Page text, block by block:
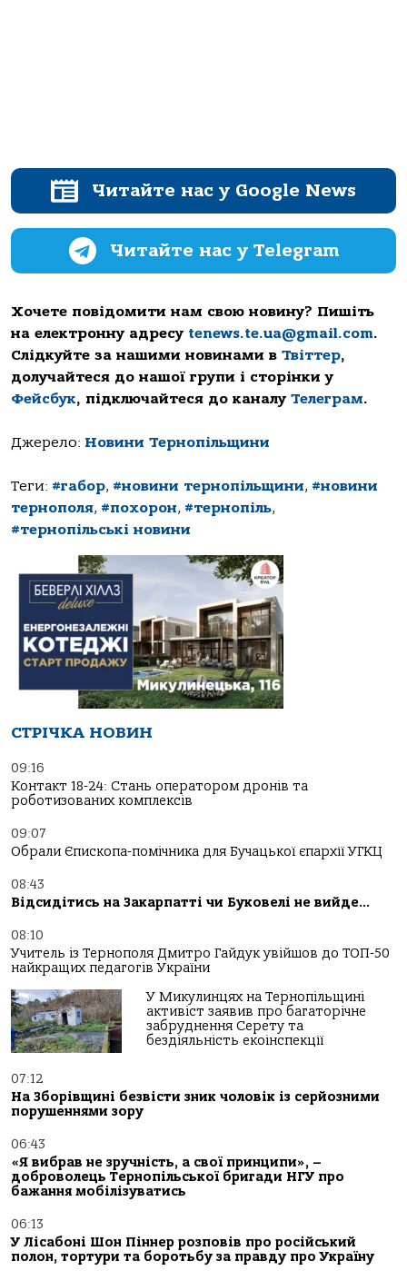
Читайте нас у Google News
Читайте нас у Telegram
Хочете повідомити нам свою новину? Пишіть
на електронну адресу tenews.te.ua@gmail.com.
Слідкуйте за нашими новинами в Твіттер,
долучайтеся до нашої групи і сторінки у
Фейсбук, підключайтеся до каналу Телеграм.
Джерело: Новини Тернопільщини
Теги: #габор, #новини тернопільщини, #новини
тернополя, #похорон, #тернопіль,
#тернопільські новини
СТРІЧКА НОВИН
09:16
Контакт 18-24: Стань оператором дронів та
роботизованих комплексів
09:07
Обрали Єпископа-помічника для Бучацької єпархії УГКЦ
08:43
Відсидітись на Закарпатті чи Буковелі не вийде…
08:10
Учитель із Тернополя Дмитро Гайдук увійшов до ТОП-50
найкращих педагогів України
У Микулинцях на Тернопільщині
активіст заявив про багаторічне
забруднення Серету та
бездіяльність екоінспекції
07:12
На Зборівщині безвісти зник чоловік із серйозними
порушеннями зору
06:43
«Я вибрав не зручність, а свої принципи», –
доброволець Тернопільської бригади НГУ про
бажання мобілізуватись
06:13
У Лісабоні Шон Піннер розповів про російський
полон, тортури та боротьбу за правду про Україну